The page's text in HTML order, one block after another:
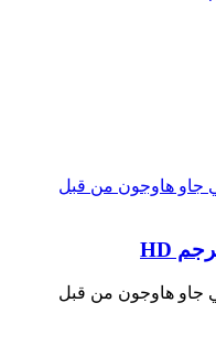
جاو هاوجون من قبل
جاو هاوجون من قبل